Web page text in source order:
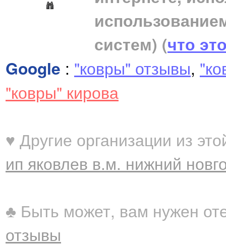
систем) (что
Google : "ковры" отзывы,
"ковры" кирова
♥ Другие организации из
ип яковлев в.м. нижний
♣ Быть может, вам нужен
отзывы